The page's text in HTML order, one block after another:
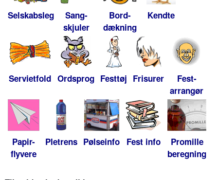
Selskabsleg
Sang-
skjuler
Bord-
dækning
Kendte
Servietfold Ordsprog Festtøj Frisurer
Fest-
arrangør
Papir-
flyvere
Pletrens Pølseinfo Fest info
Promille
beregning